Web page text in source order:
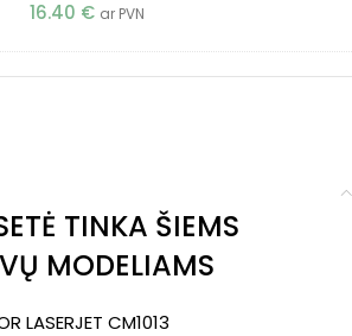
16.40 € ar PVN
TINKA ŠIEMS
MODELIAMS
LASERJET CM1013